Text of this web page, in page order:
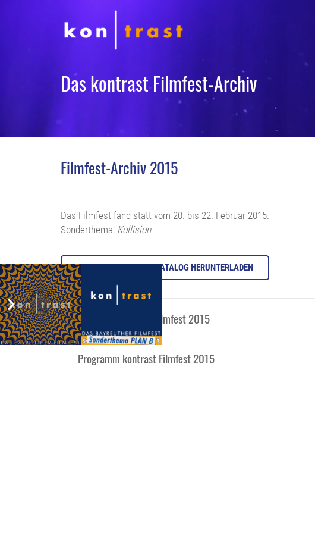
Das kontrast Filmfest-Archiv
Filmfest-Archiv 2015
Das Filmfest fand statt vom 20. bis 22. Februar 2015.
Sonderthema: Kollision
KONTRAST 2015 KATALOG HERUNTERLADEN
Gewinner kontrast Filmfest 2015
Programm kontrast Filmfest 2015